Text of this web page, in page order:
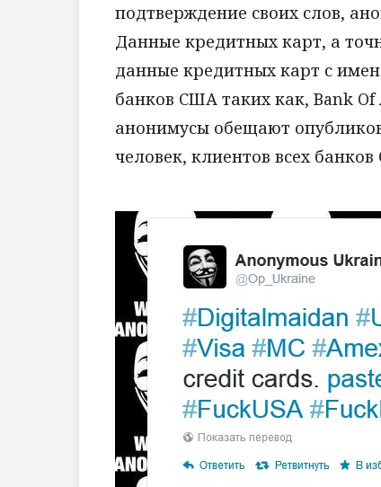
подтверждение своих слов,
Данные кредитных карт, а
данные кредитных карт с
банков США таких как, Bank Of
анонимусы обещают
человек, клиентов всех